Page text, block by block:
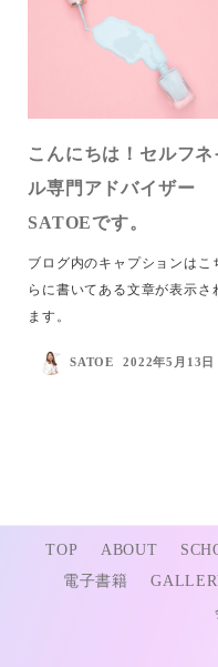
こんにちは！セルフネ
ル専門アドバイザー
SATOEです。
ブログ内のキャプションはこ
らに書いてある文章が表示さ
ます。
SATOE 2022年5月13日
TOP ABOUT
電子書籍